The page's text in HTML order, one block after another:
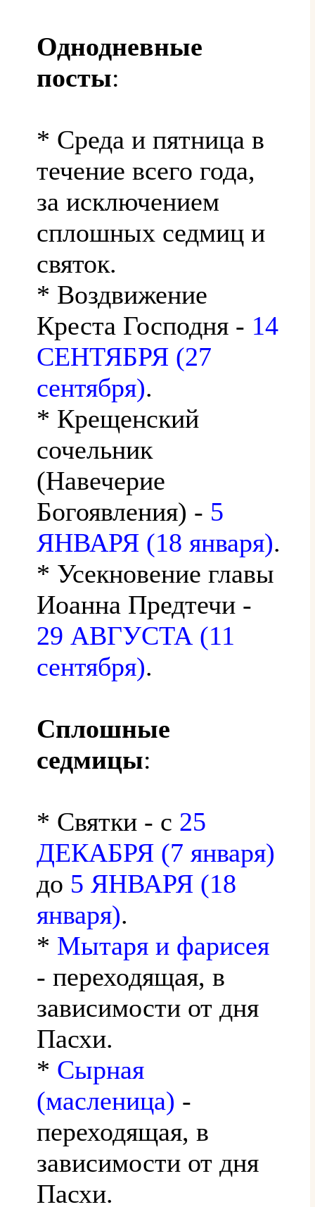
Однодневные
посты:
* Среда и пятница в
течение всего года,
за исключением
сплошных седмиц и
святок.
* Воздвижение
Креста Господня - 14
СЕНТЯБРЯ (27
сентября).
* Крещенский
сочельник
(Навечерие
Богоявления) - 5
ЯНВАРЯ (18 января).
* Усекновение главы
Иоанна Предтечи -
29 АВГУСТА (11
сентября).
Сплошные
седмицы:
* Святки - с 25
ДЕКАБРЯ (7 января)
до 5 ЯНВАРЯ (18
января).
* Мытаря и фарисея
- переходящая, в
зависимости от дня
Пасхи.
* Сырная
(масленица) -
переходящая, в
зависимости от дня
Пасхи.